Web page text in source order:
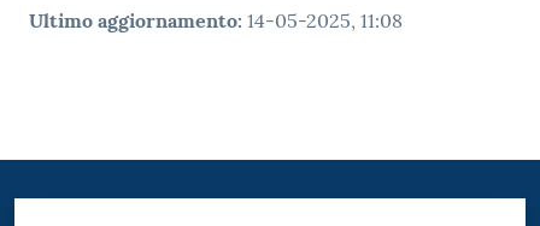
Ultimo aggiornamento: 14-05-2025, 11:08